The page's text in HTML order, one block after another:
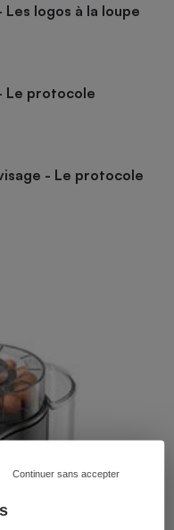
Continuer sans accepter
logos à la loupe
Le protocole
- Le protocole